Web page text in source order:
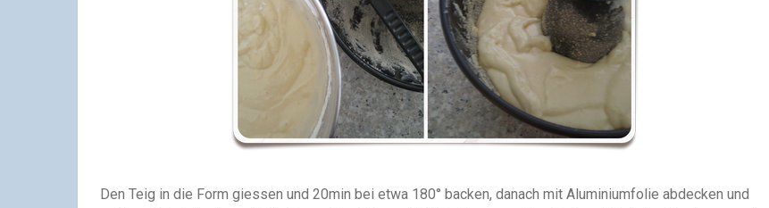
Den Teig in die Form giessen und 20min bei etwa 180° backen, danach mit Aluminiumfolie abdecken und